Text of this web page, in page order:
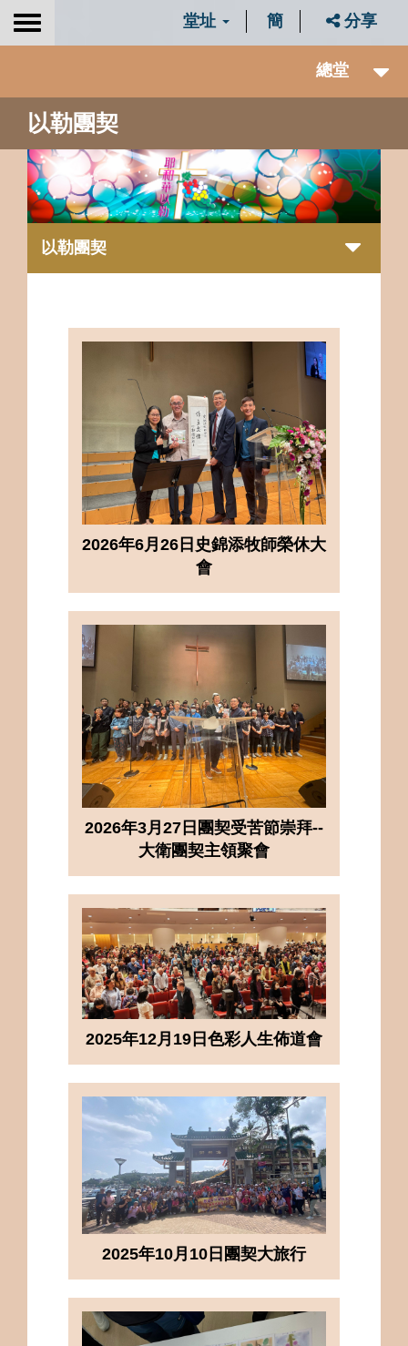
Toggle
堂址 簡 分享
總堂
以勒團契
以勒團契
2026年6月26日史錦添牧師榮休大
會
2026年3月27日團契受苦節崇拜--
大衛團契主領聚會
2025年12月19日色彩人生佈道會
2025年10月10日團契大旅行